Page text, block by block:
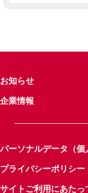
お知らせ
企業情報
パーソナルデータ（
プライバシーポリシー
サイトご利用にあたっ